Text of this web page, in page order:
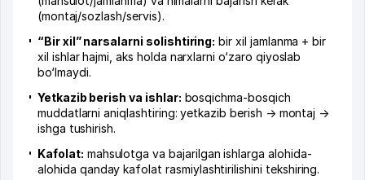
(montaj/sozlash/servis).
“Bir xil” narsalarni solishtiring: bir xil jamlanma + bir
xil ishlar hajmi, aks holda narxlarni o‘zaro qiyoslab
bo‘lmaydi.
Yetkazib berish va ishlar: bosqichma-bosqich
muddatlarni aniqlashtiring: yetkazib berish → montaj →
ishga tushirish.
Kafolat: mahsulotga va bajarilgan ishlarga alohida-
alohida qanday kafolat rasmiylashtirilishini tekshiring.